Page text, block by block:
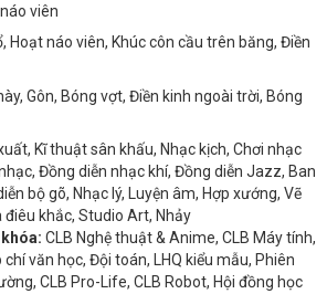
viên
Hoạt náo viên, Khúc côn cầu trên băng, Điền
Gôn, Bóng vợt, Điền kinh ngoài trời, Bóng
Kĩ thuật sân khấu, Nhạc kịch, Chơi nhạc
Đồng diễn nhạc khí, Đồng diễn Jazz, Ban
bộ gõ, Nhạc lý, Luyện âm, Hợp xướng, Vẽ
điêu khắc, Studio Art, Nhảy
CLB Nghệ thuật & Anime, CLB Máy tính,
văn học, Đội toán, LHQ kiểu mẫu, Phiên
CLB Pro-Life, CLB Robot, Hội đồng học